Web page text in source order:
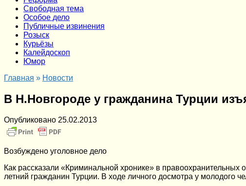
Cвободная тема
Особое дело
Публичные извинения
Розыск
Курьёзы
Калейдоскоп
Юмор
Главная » Новости
В Н.Новгороде у гражданина Турции
Опубликовано 25.02.2013
Возбуждено уголовное дело
Как рассказали «Криминальной хронике» в
летний гражданин Турции. В ходе личного досмотра у молодого